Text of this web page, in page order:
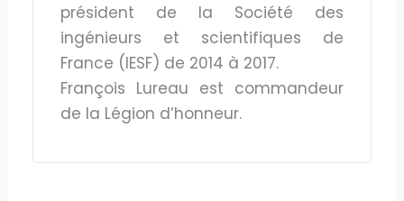
président de la Société des
ingénieurs et scientifiques de
France (IESF) de 2014 à 2017.
François Lureau est commandeur
de la Légion d’honneur.